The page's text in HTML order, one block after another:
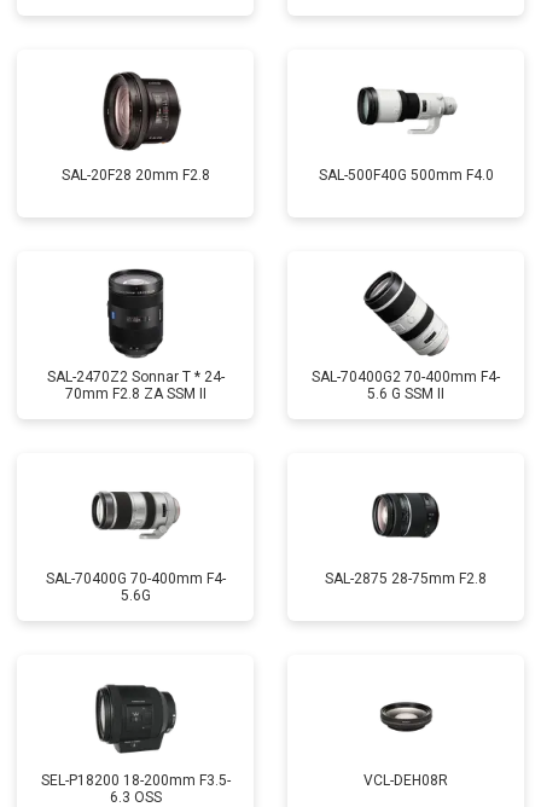
SAL-20F28 20mm F2.8 SAL-500F40G 500mm F4.0
SAL-2470Z2 Sonnar T * 24-
70mm F2.8 ZA SSM II
SAL-70400G2 70-400mm F4-
5.6 G SSM II
SAL-70400G 70-400mm F4-
5.6G
SAL-2875 28-75mm F2.8
SEL-P18200 18-200mm F3.5-
6.3 OSS
VCL-DEH08R